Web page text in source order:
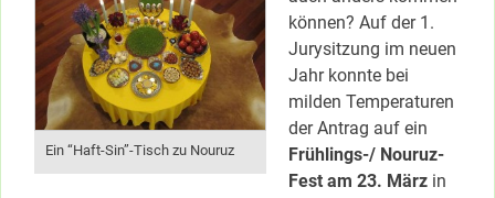
Ein “Haft-Sin”-Tisch zu Nouruz
können? Auf der 1.
Jurysitzung im neuen
Jahr konnte bei
milden Temperaturen
der Antrag auf ein
Frühlings-/ Nouruz-
Fest am 23. Märzin